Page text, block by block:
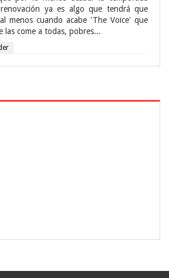
ya es algo que tendrá que
menos cuando acabe 'The Voice' que
las come a todas, pobres...